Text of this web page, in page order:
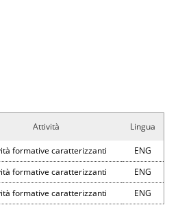
Attività Lingua
formative caratterizzanti ENG
formative caratterizzanti ENG
formative caratterizzanti ENG